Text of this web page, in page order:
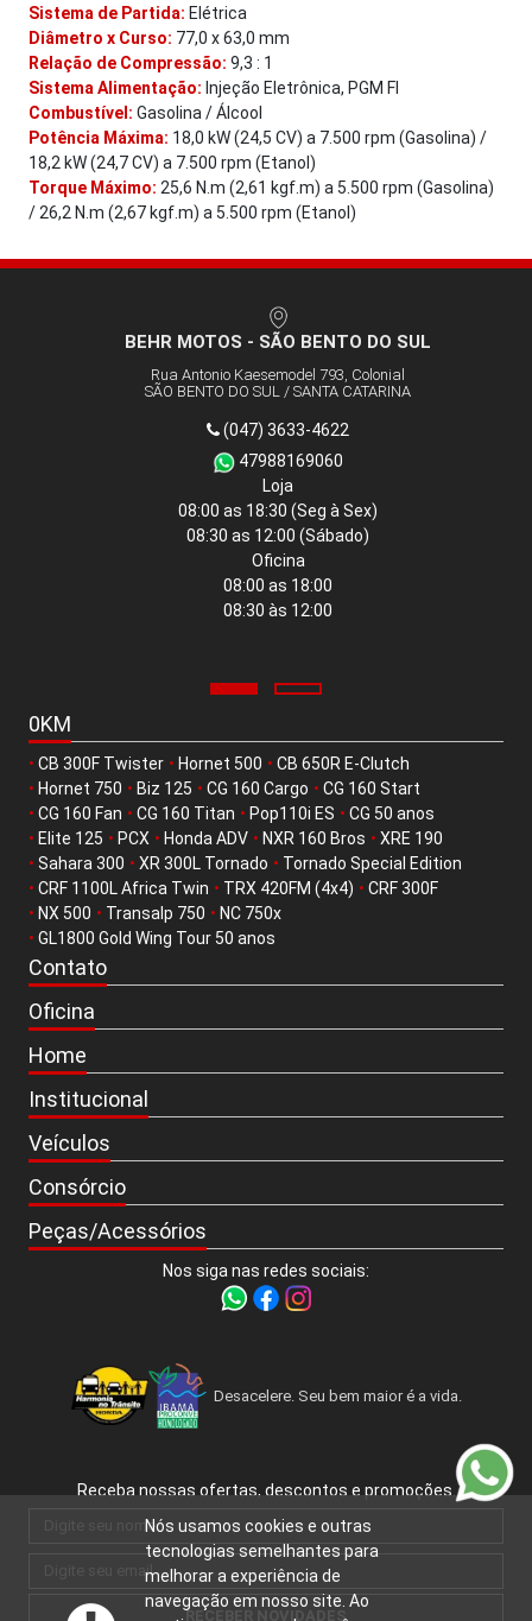
Nós usamos cookies e outras
tecnologias semelhantes para
melhorar a experiência de
navegação em nosso site. Ao
Sistema de Partida: Elétrica
Diâmetro x Curso: 77,0 x 63,0 mm
Relação de Compressão: 9,3 : 1
Sistema Alimentação: Injeção Eletrônica, PGM FI
Combustível: Gasolina / Álcool
Potência Máxima: 18,0 kW (24,5 CV) a 7.500 rpm (Gasolina) /
18,2 kW (24,7 CV) a 7.500 rpm (Etanol)
Torque Máximo: 25,6 N.m (2,61 kgf.m) a 5.500 rpm (Gasolina)
/ 26,2 N.m (2,67 kgf.m) a 5.500 rpm (Etanol)
BEHR MOTOS - SÃO BENTO DO SUL
Rua Antonio Kaesemodel 793, Colonial
SÃO BENTO DO SUL / SANTA CATARINA
(047) 3633-4622
47988169060
Loja
08:00 as 18:30 (Seg à Sex)
08:30 as 12:00 (Sábado)
Oficina
08:00 as 18:00
08:30 às 12:00
0KM
• CB 300F Twister • Hornet 500 • CB 650R E-Clutch
• Hornet 750 • Biz 125 • CG 160 Cargo • CG 160 Start
• CG 160 Fan • CG 160 Titan • Pop110i ES • CG 50 anos
• Elite 125 • PCX • Honda ADV • NXR 160 Bros • XRE 190
• Sahara 300 • XR 300L Tornado • Tornado Special Edition
• CRF 1100L Africa Twin • TRX 420FM (4x4) • CRF 300F
• NX 500 • Transalp 750 • NC 750x
• GL1800 Gold Wing Tour 50 anos
Contato
Oficina
Home
Institucional
Veículos
Consórcio
Peças/Acessórios
Nos siga nas redes sociais:
Desacelere. Seu bem maior é a vida.
Receba nossas ofertas, descontos e promoções.
RECEBER NOVIDADES